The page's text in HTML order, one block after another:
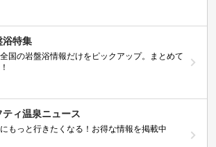
浴特集
国の岩盤浴情報だけをピックアップ。まとめて
ティ温泉ニュース
もっと行きたくなる！お得な情報を掲載中